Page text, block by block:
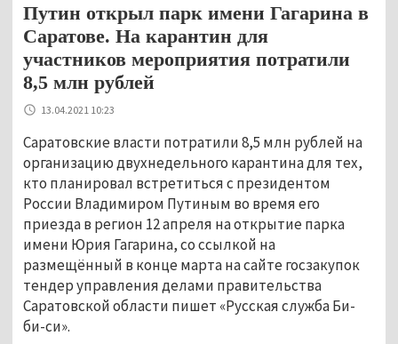
Путин открыл парк имени Гагарина в
Саратове. На карантин для
участников мероприятия потратили
8,5 млн рублей
13.04.2021 10:23
Саратовские власти потратили 8,5 млн рублей на
организацию двухнедельного карантина для тех,
кто планировал встретиться с президентом
России Владимиром Путиным во время его
приезда в регион 12 апреля на открытие парка
имени Юрия Гагарина, со ссылкой на
размещённый в конце марта на сайте госзакупок
тендер управления делами правительства
Саратовской области пишет «Русская служба Би-
би-си».